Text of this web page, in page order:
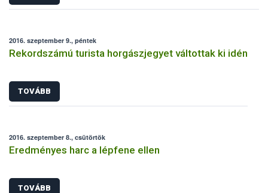
2016. szeptember 9., péntek
Rekordszámú turista horgászjegyet váltottak ki idén
TOVÁBB
2016. szeptember 8., csütörtök
Eredményes harc a lépfene ellen
TOVÁBB